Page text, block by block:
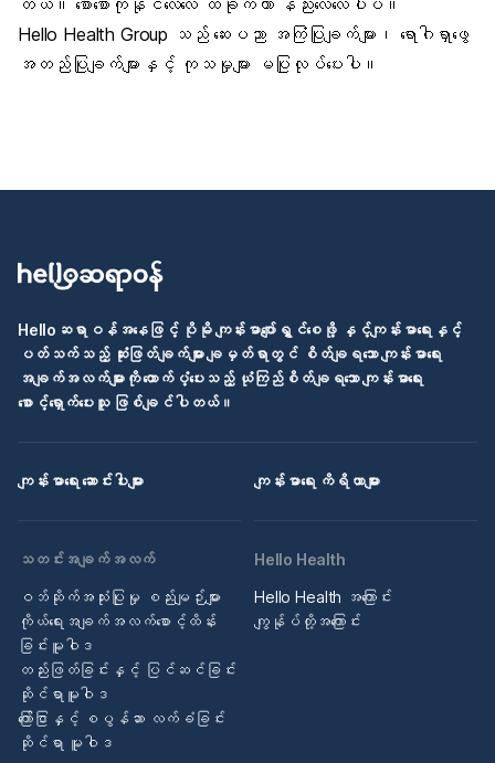
Hello Health Group သည် ဆေးပညာ အကြံပြုချက်များ၊ ရောဂါရှာဖွေ
အတည်ပြုချက်များနှင့် ကုသမှုများ မပြုလုပ်ပေးပါ။
Helloဆရာဝန်အနေဖြင့် ပိုမို ကျန်းမာပျော်ရွှင်စေဖို့ နှင့်ကျန်းမာရေးနှင့်
ပတ်သက်သည့် ဆုံးဖြတ်ချက်များ ချမှတ်ရာတွင် စိတ်ချရသော ကျန်းမာရေး
အချက်အလက်များကို ထောက်ပံ့ပေးသည့် ယုံကြည်စိတ်ချရသော ကျန်းမာရေး
စောင့်ရှောက်ပေးသူ ဖြစ်ချင်ပါတယ်။
ကျန်းမာရေး ဆောင်းပါးများ ကျန်းမာရေး ကိရိယာများ
သတင်းအချက်အလက်
ဝဘ်ဆိုက်အသုံးပြုမှု စည်းမျဉ်းများ
ကိုယ်ရေးအချက်အလက်စောင့်ထိန်း
ခြင်းမူဝါဒ
တည်းဖြတ်ခြင်းနှင့် ပြင်ဆင်ခြင်း
ဆိုင်ရာမူဝါဒ
ကြော်ငြာနှင့် စပွန်ဆာ လက်ခံခြင်း
ဆိုင်ရာ မူဝါဒ
Hello Health
Hello Health အကြောင်း
ကျွန်ုပ်တို့အကြောင်း